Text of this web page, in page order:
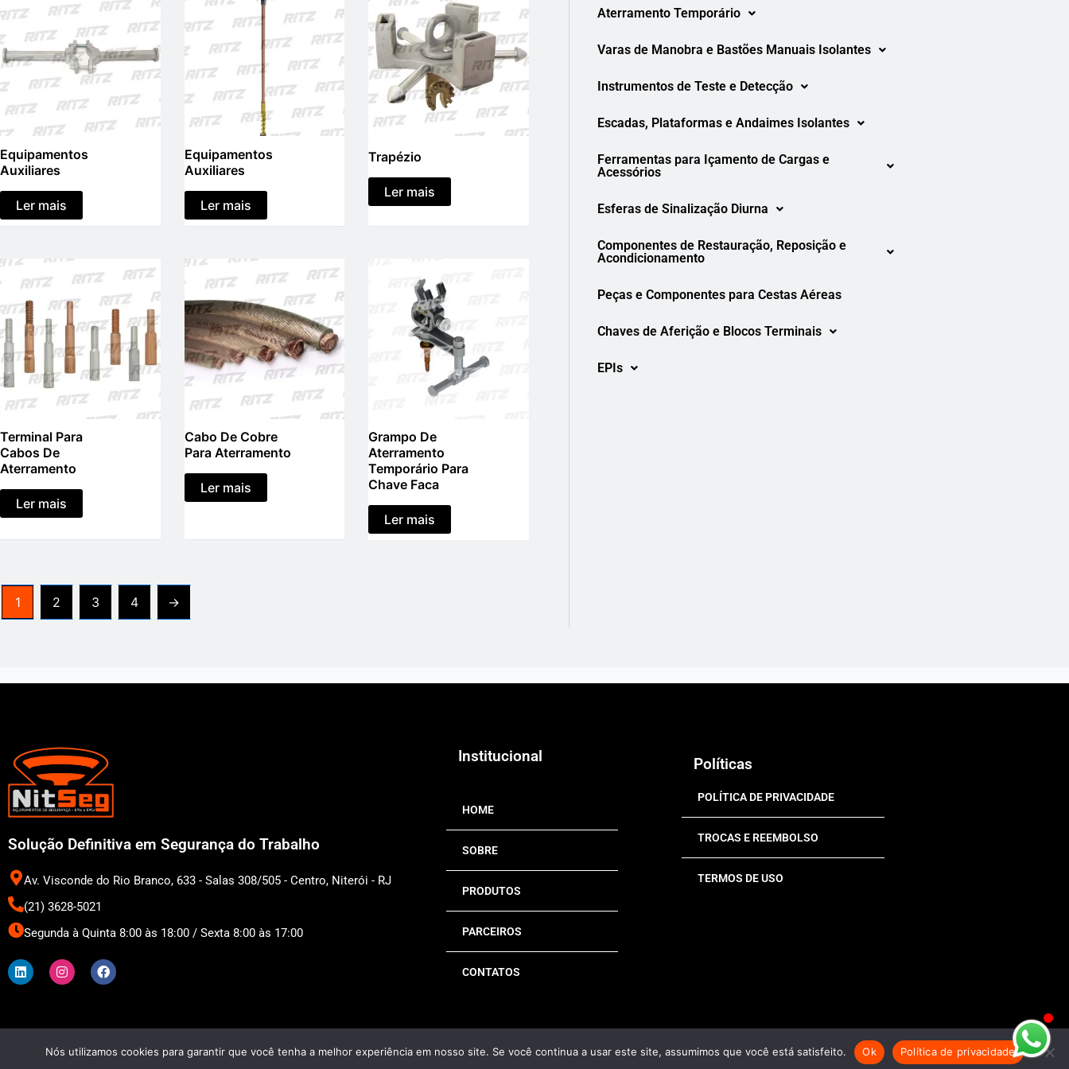
Equipamentos
Auxiliares
Ler mais
Equipamentos
Auxiliares
Ler mais
Trapézio
Ler mais
Terminal Para
Cabos De
Aterramento
Ler mais
Cabo De Cobre
Para Aterramento
Ler mais
Grampo De
Aterramento
Temporário Para
Chave Faca
Ler mais
1 2 3 4 →
Aterramento Temporário
Varas de Manobra e Bastões Manuais Isolantes
Instrumentos de Teste e Detecção
Escadas, Plataformas e Andaimes Isolantes
Ferramentas para Içamento de Cargas e
Acessórios
Esferas de Sinalização Diurna
Componentes de Restauração, Reposição e
Acondicionamento
Peças e Componentes para Cestas Aéreas
Chaves de Aferição e Blocos Terminais
EPIs
Solução Definitiva em Segurança do Trabalho
Av. Visconde do Rio Branco, 633 - Salas 308/505 - Centro, Niterói - RJ
(21) 3628-5021
Segunda à Quinta 8:00 às 18:00 / Sexta 8:00 às 17:00
i
n
k
i
n
s
t
r
m
a
c
e
o
Institucional
HOME
SOBRE
PRODUTOS
PARCEIROS
CONTATOS
Políticas
POLÍTICA DE PRIVACIDADE
TROCAS E REEMBOLSO
TERMOS DE USO
Todos os direitos reservados © 2026 NitSeg
Nós utilizamos cookies para garantir que você tenha a melhor experiência em nosso site. Se você continua a usar este site, assumimos que você está satisfeito. Ok Política de privacidade